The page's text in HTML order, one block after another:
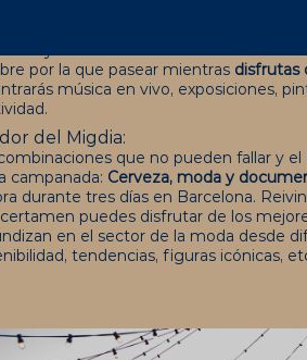
emplazado en el Poblenou que
podemos disfrutar dos ediciones
y sesiones temáticas. En este
por la que pasear mientras disfrutas
música en vivo, exposiciones,
del Migdia:
que no pueden fallar y
campanada: Cerveza, moda y
durante tres días en Barcelona.
puedes disfrutar de los
en el sector de la moda desde
tendencias, figuras icónicas,